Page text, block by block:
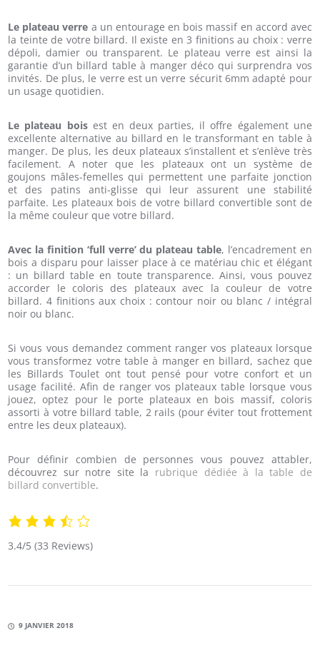
Le plateau verre a un entourage en bois massif en accord avec
la teinte de votre billard. Il existe en 3 finitions au choix : verre
dépoli, damier ou transparent. Le plateau verre est ainsi la
garantie d’un billard table à manger déco qui surprendra vos
invités. De plus, le verre est un verre sécurit 6mm adapté pour
un usage quotidien.
Le plateau boisest en deux parties, il offre également une
excellente alternative au billard en le transformant en table à
manger. De plus, les deux plateaux s’installent et s’enlève très
facilement. A noter que les plateaux ont un système de
goujons mâles-femelles qui permettent une parfaite jonction
et des patins anti-glisse qui leur assurent une stabilité
parfaite. Les plateaux bois de votre billard convertible sont de
la même couleur que votre billard.
Avec la finition ‘full verre’ du plateau table, l’encadrement en
bois a disparu pour laisser place à ce matériau chic et élégant
: un billard table en toute transparence. Ainsi, vous pouvez
accorder le coloris des plateaux avec la couleur de votre
billard. 4 finitions aux choix : contour noir ou blanc / intégral
noir ou blanc.
Si vous vous demandez comment ranger vos plateaux lorsque
vous transformez votre table à manger en billard, sachez que
les Billards Toulet ont tout pensé pour votre confort et un
usage facilité. Afin de ranger vos plateaux table lorsque vous
jouez, optez pour le porte plateaux en bois massif, coloris
assorti à votre billard table, 2 rails (pour éviter tout frottement
entre les deux plateaux).
Pour définir combien de personnes vous pouvez attabler,
découvrez sur notre site la rubrique dédiée à la table de
billard convertible.
3.4/5(33 Reviews)
9 JANVIER 2018